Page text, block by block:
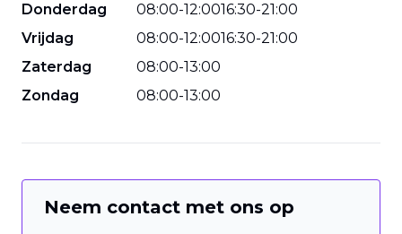
Donderdag
08:00-12:0016:30-21:00
Vrijdag
08:00-12:0016:30-21:00
Zaterdag
08:00-13:00
Zondag
08:00-13:00
Neem contact met ons op